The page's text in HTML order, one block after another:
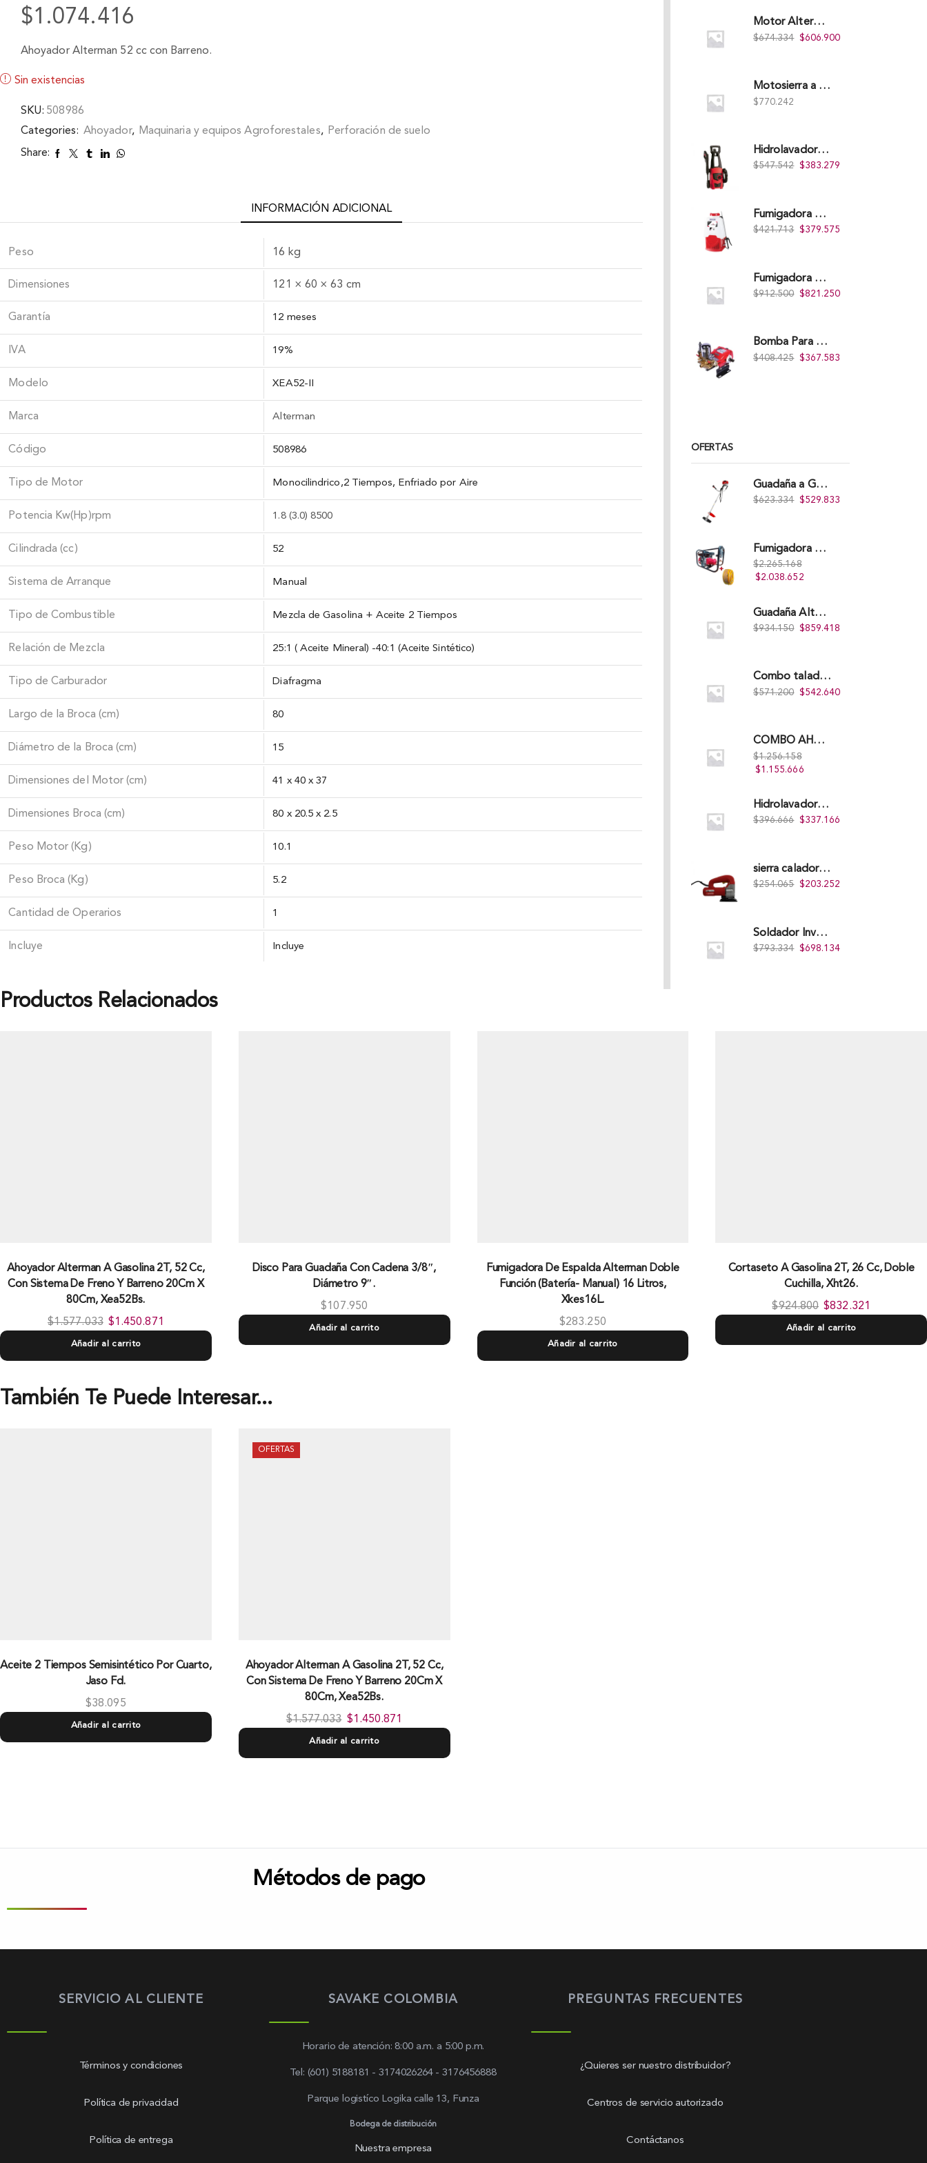
$1.074.416
Ahoyador Alterman 52 cc con Barreno.
Sin existencias
SKU: 508986
Categories: Ahoyador, Maquinaria y equipos Agroforestales, Perforación de suelo
Share:
INFORMACIÓN ADICIONAL
Peso 16 kg
Dimensiones 121 × 60 × 63 cm
Garantía 12 meses
IVA 19%
Modelo XEA52-II
Marca Alterman
Código 508986
Tipo de Motor Monocilindrico,2 Tiempos, Enfriado por Aire
Potencia Kw(Hp)rpm 1.8 (3.0) 8500
Cilindrada (cc) 52
Sistema de Arranque Manual
Tipo de Combustible Mezcla de Gasolina + Aceite 2 Tiempos
Relación de Mezcla 25:1 ( Aceite Mineral) -40:1 (Aceite Sintético)
Tipo de Carburador Diafragma
Largo de la Broca (cm) 80
Diámetro de la Broca (cm) 15
Dimensiones del Motor (cm) 41 x 40 x 37
Dimensiones Broca (cm) 80 x 20.5 x 2.5
Peso Motor (Kg) 10.1
Peso Broca (Kg) 5.2
Cantidad de Operarios 1
Incluye Incluye
Motor Alterman Gasolina 4T, 6.5Hp Eje Cuña/Rosca 3/4", Xge65K.
$674.334 $606.900
Motosierra a Gasolina 52 Barra 20'' PD
$770.242
Hidrolavadora Eléctrica Takima 1.400W 1.600Psi, Tkepw-1600-A.
$547.542 $383.279
Fumigadora De Espalda Alterman A Baterí­a 12V/12Ah, 20Litros, Xkes20.
$421.713 $379.575
Fumigadora De Espalda Alterman Gasolina 2T, 26 Cc, Bomba Nylon Libre Mantenimiento, Tf900-A.
$912.500 $821.250
Bomba Para Fumigadora Estacionaria 22 Litros, Xp22-I.
$408.425 $367.583
OFERTAS
Guadaña a Gasolina Takima TKBC-43
$623.334 $529.833
Fumigadora Estacionaria Pro 45L Acople Directo con Accesorios
$2.265.168
$2.038.652
Guadaña Alterman A Gasolina 2T, De espalda, Eje Flexible, 43Cc, Xbc43B-I
$934.150 $859.418
Combo taladro Inalámbrico Takima 20V Li-Ion, Tklcd-20. + Polichadora Takima 7″ 1.200W, Tksp-180-D.
$571.200 $542.640
COMBO AHOYADOR ALTERMAN 52 CC + BROCA DE 20 CM X 80 CM + BROCA DE 15 CM X 80 CM
$1.256.158
$1.155.666
Hidrolavadora Eléctrica Takima 1.200W TKPW1200-13
$396.666 $337.166
sierra caladora 580 watts 85 mm/10 mm TKJS-85
$254.065 $203.252
Soldador Inverter 200Amps 110/220V 40% Heavy Duty (Hd) Tkwi-200-C
$793.334 $698.134
Productos Relacionados
Ahoyador Alterman A Gasolina 2T, 52 Cc,
Con Sistema De Freno Y Barreno 20Cm X
80Cm, Xea52Bs.
$1.577.033 $1.450.871
Añadir al carrito
Disco Para Guadaña Con Cadena 3/8″,
Diámetro 9″.
$107.950
Añadir al carrito
Fumigadora De Espalda Alterman Doble
Función (Baterí­a- Manual) 16 Litros,
Xkes16L.
$283.250
Añadir al carrito
Cortaseto A Gasolina 2T, 26 Cc, Doble
Cuchilla, Xht26.
$924.800 $832.321
Añadir al carrito
También Te Puede Interesar...
Aceite 2 Tiempos Semisintético Por Cuarto,
Jaso Fd.
$38.095
Añadir al carrito
OFERTAS
Ahoyador Alterman A Gasolina 2T, 52 Cc,
Con Sistema De Freno Y Barreno 20Cm X
80Cm, Xea52Bs.
$1.577.033 $1.450.871
Añadir al carrito
Métodos de pago
SERVICIO AL CLIENTE
Términos y condiciones
Política de privacidad
Política de entrega
SAVAKE COLOMBIA
Horario de atención: 8:00 a.m. a 5:00 p.m.
Tel: (601) 5188181 - 3174026264 - 3176456888
Parque logistíco Logika calle 13, Funza
Bodega de distribución
Nuestra empresa
PREGUNTAS FRECUENTES
¿Quieres ser nuestro distribuidor?
Centros de servicio autorizado
Contáctanos